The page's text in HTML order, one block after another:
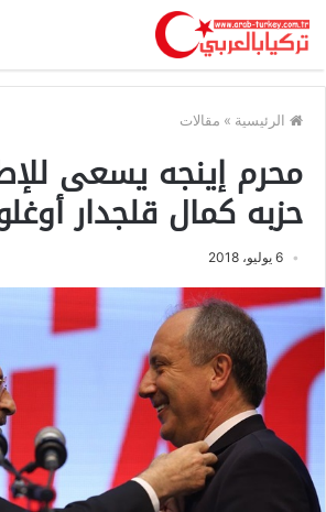
الرئيسية » مقالات
محرم إينجه يسعى
حزبه كمال قلجدار
6 يوليو، 2018